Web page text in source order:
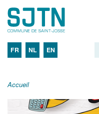
FR NL EN
Accueil